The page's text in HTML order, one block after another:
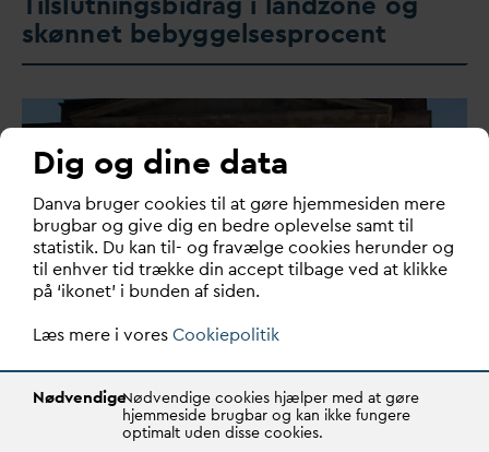
skønnet bebyggelsesprocent
Højesteretsdom om vejbidrag:
Afgørelsen og konsekvenserne
Højesteret har i en ny dom frikendt Vejdirektoratet for
Dig og dine data
Danva bruger cookies til at gøre hjemmesiden mere
brugbar og give dig en bedre oplevelse samt til
statistik. Du kan til- og fravælge cookies herunder og
til enhver tid trække din accept tilbage ved at klikke
på ‘ikonet’ i bunden af siden.
Læs mere i voresCookiepolitik
NødvendigeNødvendige cookies hjælper med at gøre
hjemmeside brugbar og kan ikke fungere
optimalt uden disse cookies.